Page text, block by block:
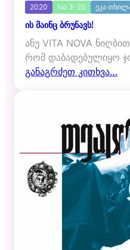
2020 No 3-20 ეკა
ის მაინც ბრუნავს!
ანუ VITA NOVA
რომ დაბადებულიყო
განაგრძეთ კითხვა…